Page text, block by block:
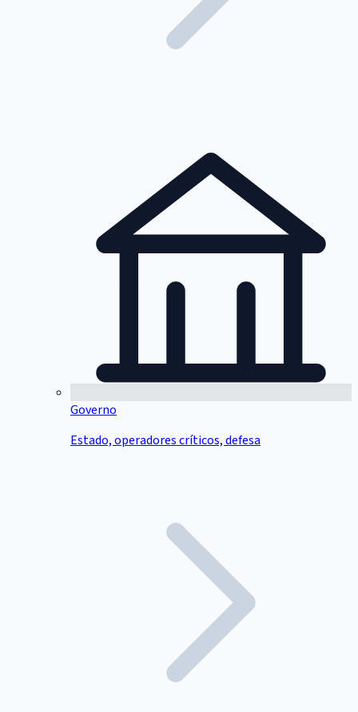
Governo
Estado, operadores críticos, defesa